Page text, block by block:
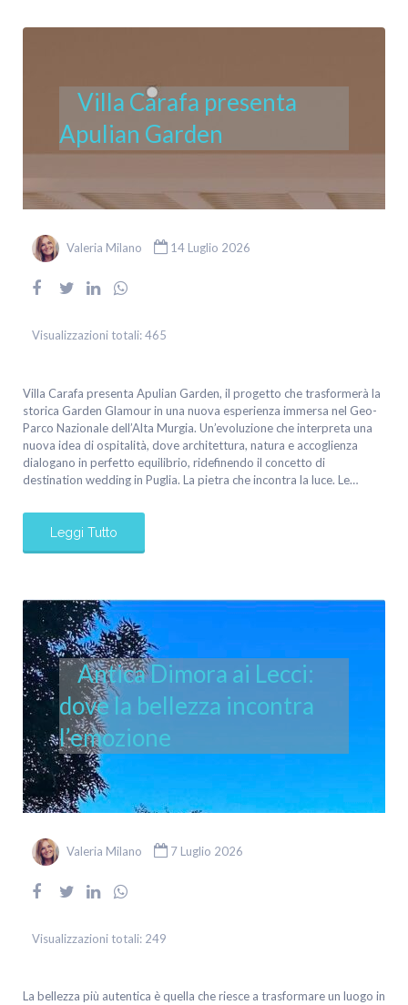
Villa Carafa presenta
Apulian Garden
Valeria Milano 14 Luglio 2026
Visualizzazioni totali:465
Villa Carafa presenta Apulian Garden, il progetto che trasformerà la
storica Garden Glamour in una nuova esperienza immersa nel Geo-
Parco Nazionale dell’Alta Murgia. Un’evoluzione che interpreta una
nuova idea di ospitalità, dove architettura, natura e accoglienza
dialogano in perfetto equilibrio, ridefinendo il concetto di
destination wedding in Puglia. La pietra che incontra la luce. Le…
Leggi Tutto
Antica Dimora ai Lecci:
dove la bellezza incontra
l’emozione
Valeria Milano 7 Luglio 2026
Visualizzazioni totali: 249
La bellezza più autentica è quella che riesce a trasformare un luogo in